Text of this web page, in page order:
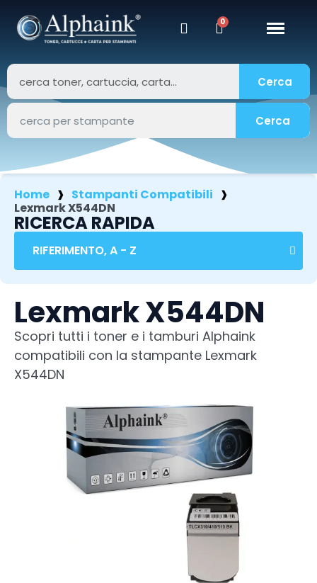
Cerca
Cerca
Home
Stampanti Compatibili
Lexmark X544DN
RICERCA RAPIDA
Lexmark X544DN
Scopri tutti i toner e i tamburi Alphaink
compatibili con la stampante Lexmark
X544DN